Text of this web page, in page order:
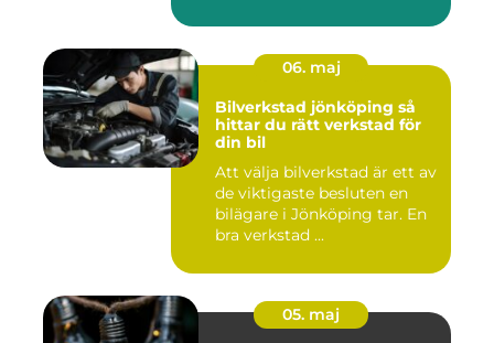
06. maj
Bilverkstad jönköping så
hittar du rätt verkstad för
din bil
Att välja bilverkstad är ett av
de viktigaste besluten en
bilägare i Jönköping tar. En
bra verkstad ...
05. maj